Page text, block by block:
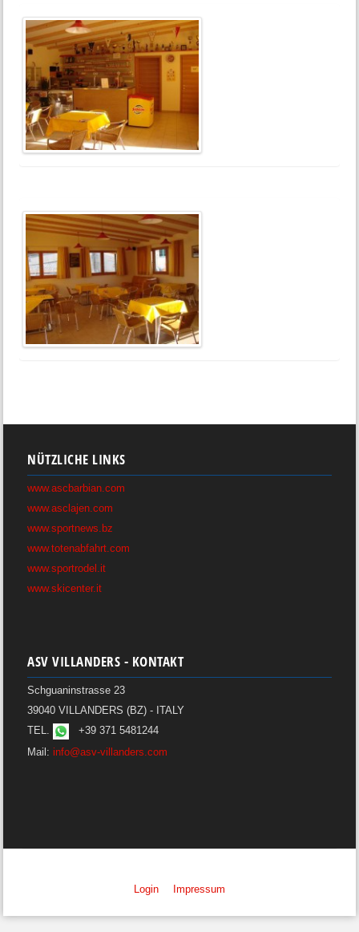
NÜTZLICHE LINKS
www.ascbarbian.com
www.asclajen.com
www.sportnews.bz
www.totenabfahrt.com
www.sportrodel.it
www.skicenter.it
ASV VILLANDERS - KONTAKT
Schguaninstrasse 23
39040 VILLANDERS (BZ) - ITALY
TEL.
+39 371 5481244
Mail: info@asv-villanders.com
Login Impressum